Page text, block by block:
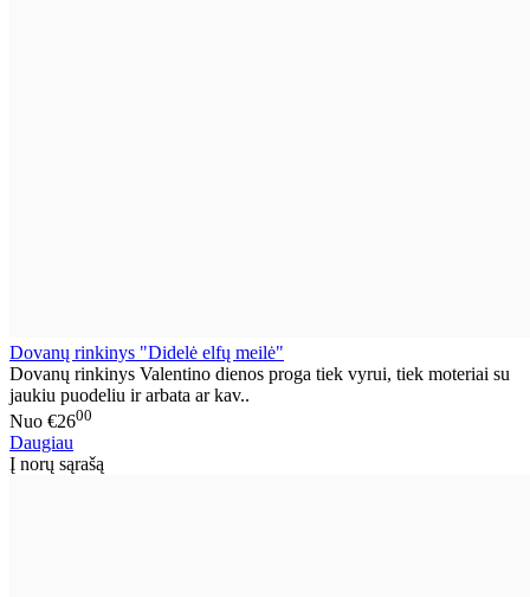
Dovanų rinkinys "Didelė elfų meilė"
Dovanų rinkinys Valentino dienos proga tiek vyrui, tiek moteriai su
jaukiu puodeliu ir arbata ar kav..
Nuo €2600
Daugiau
Į norų sąrašą